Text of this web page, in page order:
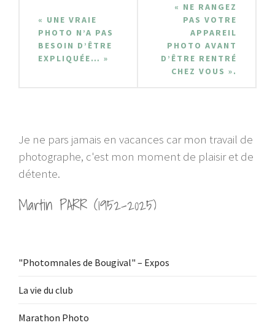
l’article
« UNE VRAIE
PHOTO N’A PAS
BESOIN D’ÊTRE
EXPLIQUÉE… »
« NE RANGEZ
PAS VOTRE
APPAREIL
PHOTO AVANT
D’ÊTRE RENTRÉ
CHEZ VOUS ».
Je ne pars jamais en vacances car mon travail de
photographe, c'est mon moment de plaisir et de
détente.
Martin PARR (1952-2025)
"Photomnales de Bougival" – Expos
La vie du club
Marathon Photo